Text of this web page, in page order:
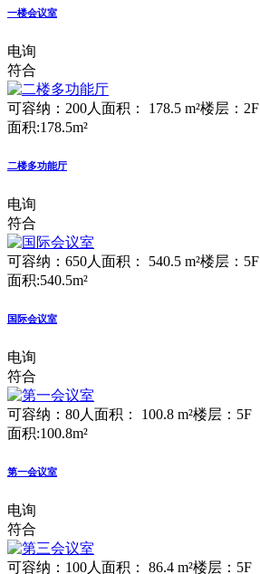
一楼会议室
电询
符合
可容纳：200人 面积： 178.5 m²楼层：2F
面积:178.5m²
二楼多功能厅
电询
符合
可容纳：650人 面积： 540.5 m²楼层：5F
面积:540.5m²
国际会议室
电询
符合
可容纳：80人 面积： 100.8 m²楼层：5F
面积:100.8m²
第一会议室
电询
符合
可容纳：100人 面积： 86.4 m²楼层：5F